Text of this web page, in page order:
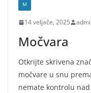
M
14 veljače, 2025
Močvara
Otkrijte skrivena
močvare u snu
nemate kontrolu